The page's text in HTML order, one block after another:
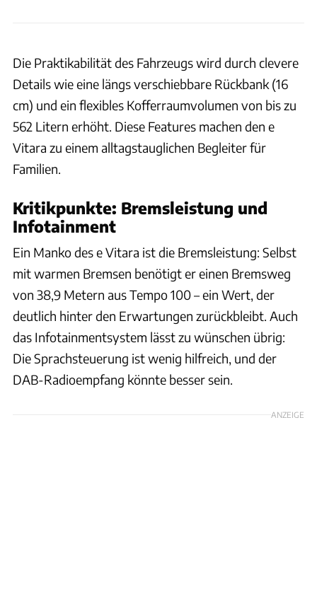
Die Praktikabilität des Fahrzeugs wird durch clevere
Details wie eine längs verschiebbare Rückbank (16
cm) und ein flexibles Kofferraumvolumen von bis zu
562 Litern erhöht. Diese Features machen den e
Vitara zu einem alltagstauglichen Begleiter für
Familien.
Kritikpunkte: Bremsleistung und
Infotainment
Ein Manko des e Vitara ist die Bremsleistung: Selbst
mit warmen Bremsen benötigt er einen Bremsweg
von 38,9 Metern aus Tempo 100 – ein Wert, der
deutlich hinter den Erwartungen zurückbleibt. Auch
das Infotainmentsystem lässt zu wünschen übrig:
Die Sprachsteuerung ist wenig hilfreich, und der
DAB-Radioempfang könnte besser sein.
ANZEIGE